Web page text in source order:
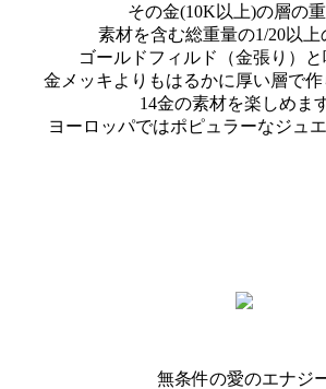
その金(10K以上)の層の
素材を含む総重量の1/20以上
ゴールドフィルド（金張り）と
金メッキよりもはるかに厚い層で
14金の素材を楽しめま
ヨーロッパではポピュラーなジュ
無条件の愛のエナジ